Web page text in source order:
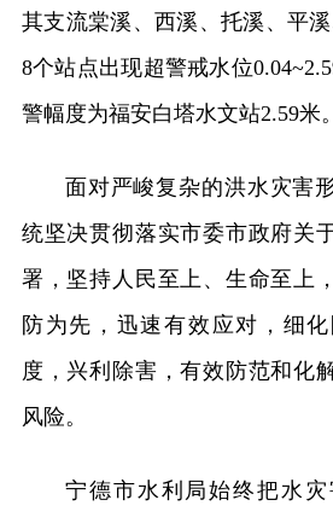
其支流棠溪、西溪、托溪、平
8个站点出现超警戒水位
警幅度为福安白塔水文站2.59米。
面对严峻复杂的洪水灾害
统坚决贯彻落实市委市政府关
署，坚持人民至上、生命至上
防为先，迅速有效应对，细
度，兴利除害，有效防范和化
风险。
宁德市水利局始终把水